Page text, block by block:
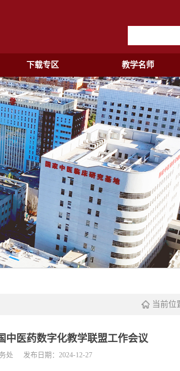
下载专区 教学名师
当前位
中医药数字化教学联盟工作会议
处 发布日期：2024-12-27